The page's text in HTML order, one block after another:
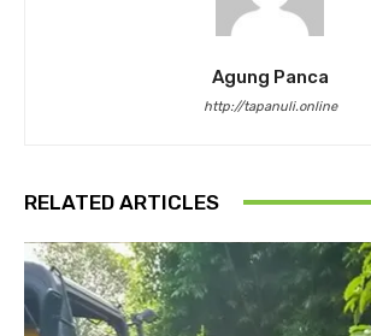
Agung Panca
http://tapanuli.online
RELATED ARTICLES